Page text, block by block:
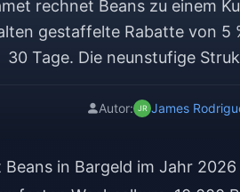
rechnet Beans zu einem
gestaffelte Rabatte von 5
30 Tage. Die neunstufige
30 % zu beanspruchen.
profitieren.
(10 USD) und werden
Autor: James
in Bargeld im Jahr